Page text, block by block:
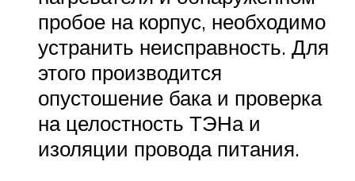
пробое на корпус, необходимо
устранить неисправность. Для
этого производится
опустошение бака и проверка
на целостность ТЭНа и
изоляции провода питания.